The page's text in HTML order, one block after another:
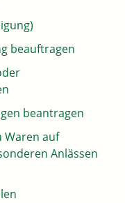
beauftragen
beantragen
Waren auf
Anlässen